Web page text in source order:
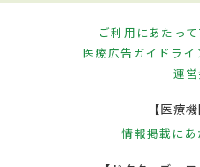
ご利用にあたって
医療広告ガイドライ
運
【医療
情報掲載にあ